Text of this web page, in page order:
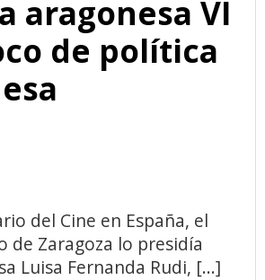
aragonesa VI
de política
del Cine en España, el
de Zaragoza lo presidía
Luisa Fernanda Rudi, [...]